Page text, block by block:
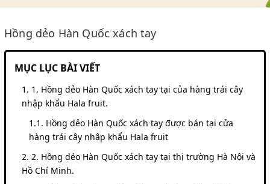
Hồng dẻo Hàn Quốc xách tay
MỤC LỤC BÀI VIẾT
1. Hồng dẻo Hàn Quốc xách tay tại của hàng trái cây
nhập khẩu Hala fruit.
Hồng dẻo Hàn Quốc xách tay được bán tại cửa
hàng trái cây nhập khẩu Hala fruit
2. Hồng dẻo Hàn Quốc xách tay tại thị trường Hà Nội và
Hồ Chí Minh.